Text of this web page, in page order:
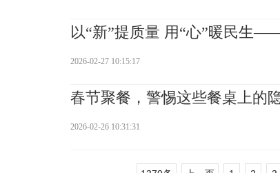
以“新”提质量 用“心”暖民生
2026-02-27 10:15:17
春节聚餐，警惕这些餐桌上的
2026-02-26 10:31:31